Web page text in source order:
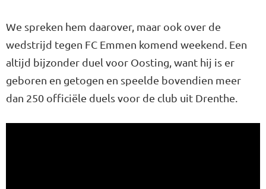
We spreken hem daarover, maar ook over de
wedstrijd tegen FC Emmen komend weekend. Een
altijd bijzonder duel voor Oosting, want hij is er
geboren en getogen en speelde bovendien meer
dan 250 officiële duels voor de club uit Drenthe.